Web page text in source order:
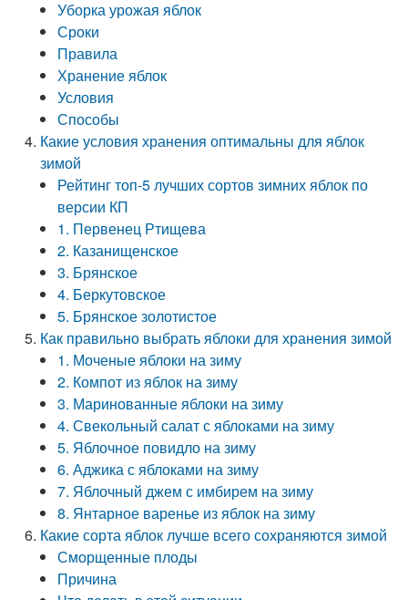
Уборка урожая яблок
Сроки
Правила
Хранение яблок
Условия
Способы
Какие условия хранения оптимальны для яблок
зимой
Рейтинг топ-5 лучших сортов зимних яблок по
версии КП
1. Первенец Ртищева
2. Казанищенское
3. Брянское
4. Беркутовское
5. Брянское золотистое
Как правильно выбрать яблоки для хранения зимой
1. Моченые яблоки на зиму
2. Компот из яблок на зиму
3. Маринованные яблоки на зиму
4. Свекольный салат с яблоками на зиму
5. Яблочное повидло на зиму
6. Аджика с яблоками на зиму
7. Яблочный джем с имбирем на зиму
8. Янтарное варенье из яблок на зиму
Какие сорта яблок лучше всего сохраняются зимой
Сморщенные плоды
Причина